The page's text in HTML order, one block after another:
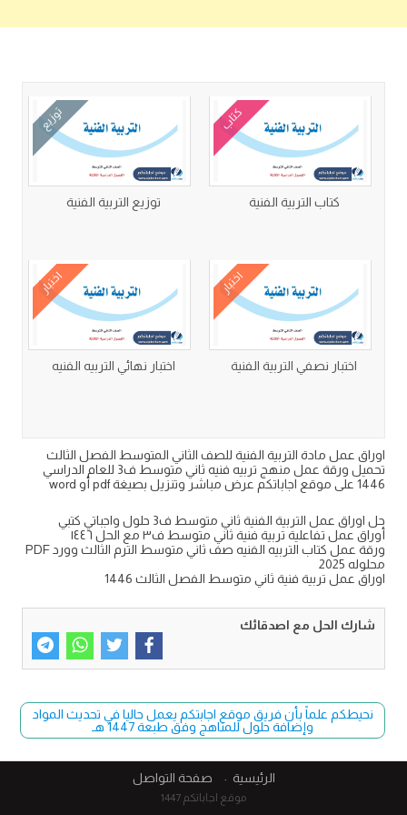
كتاب
كتاب التربية الفنية
توزيع
توزيع التربية الفنية
اختبار
اختبار نصفي التربية الفنية
اختبار
اختبار نهائي التربيه الفنيه
اوراق عمل مادة التربية الفنية للصف الثاني المتوسط الفصل الثالث
تحميل ورقة عمل منهج تربيه فنيه ثاني متوسط ف3 للعام الدراسي
1446 على موقع اجاباتكم عرض مباشر وتنزيل بصيغة pdf أو word
حل اوراق عمل التربية الفنية ثاني متوسط ف3 حلول واجباتي كتبي
أوراق عمل تفاعلية تربية فنية ثاني متوسط ف٣ مع الحل ١٤٤٦
ورقة عمل كتاب التربيه الفنيه صف ثاني متوسط الترم الثالث وورد PDF
محلوله 2025
اوراق عمل تربية فنية ثاني متوسط الفصل الثالث 1446
شارك الحل مع اصدقائك
نحيطكم علماً بأن فريق موقع اجابتكم يعمل حاليا في تحديث المواد
وإضافة حلول للمناهج وفق طبعة 1447 هـ
الرئيسية صفحة التواصل
موقع اجاباتكم 1447